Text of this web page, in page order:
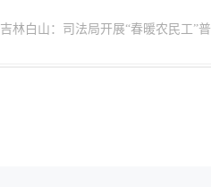
吉林白山：司法局开展“春暖农民工”